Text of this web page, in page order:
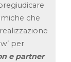
che
per
e partner